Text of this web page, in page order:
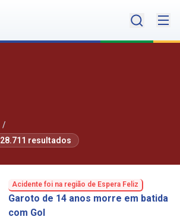
/
28.711 resultados
Acidente foi na região de Espera Feliz
Garoto de 14 anos morre em batida
com Gol